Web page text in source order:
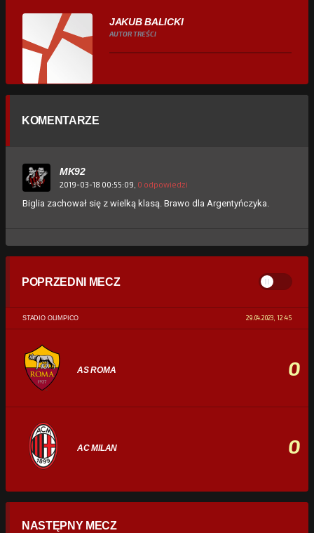
JAKUB BALICKI
AUTOR TREŚCI
KOMENTARZE
MK92
2019-03-18 00:55:09, 0 odpowiedzi
Biglia zachował się z wielką klasą. Brawo dla Argentyńczyka.
POPRZEDNI MECZ
STADIO OLIMPICO 29.04.2023, 12:45
AS ROMA 0
AC MILAN 0
STATYSTYKI
NASTĘPNY MECZ